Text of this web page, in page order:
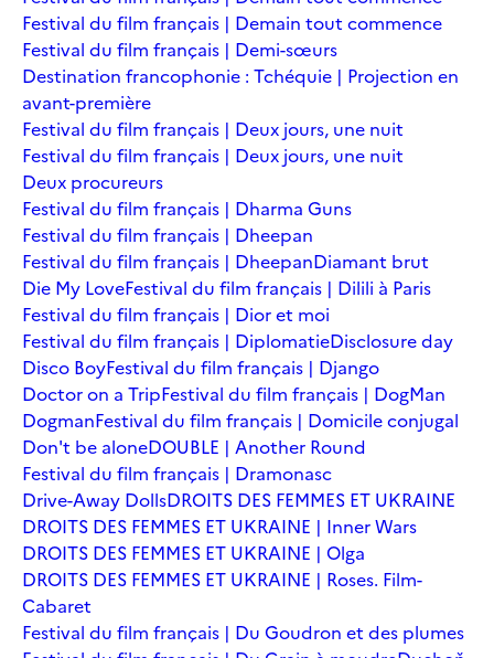
Festival du film français | Demain tout commence
Festival du film français | Demi-sœurs
Destination francophonie : Tchéquie | Projection en
avant-première
Festival du film français | Deux jours, une nuit
Festival du film français | Deux jours, une nuit
Deux procureurs
Festival du film français | Dharma Guns
Festival du film français | Dheepan
Festival du film français | DheepanDiamant brut
Die My LoveFestival du film français | Dilili à Paris
Festival du film français | Dior et moi
Festival du film français | DiplomatieDisclosure day
Disco BoyFestival du film français | Django
Doctor on a TripFestival du film français | DogMan
DogmanFestival du film français | Domicile conjugal
Don't be aloneDOUBLE | Another Round
Festival du film français | Dramonasc
Drive-Away DollsDROITS DES FEMMES ET UKRAINE
DROITS DES FEMMES ET UKRAINE | Inner Wars
DROITS DES FEMMES ET UKRAINE | Olga
DROITS DES FEMMES ET UKRAINE | Roses. Film-
Cabaret
Festival du film français | Du Goudron et des plumes